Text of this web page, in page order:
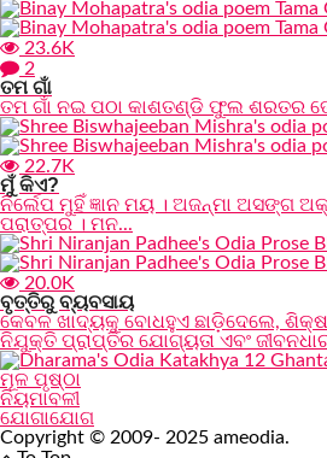
23.6K
2
ତମ ଗାଁ
ତମ ଗାଁ ନଇ ପଠା କାଶତଣ୍ଡି ଫୁଲ ଶରତର
22.7K
ମୁଁ କିଏ?
ନିର୍ଲେପ ମୁହିଁ ଜ୍ଞାନ ମୟ । ଅଜନ୍ମା ଅସଙ୍ଗ
ପରାତ୍ପର । ମନ...
20.0K
ବୃତ୍ତିରୁ ବ୍ୟବସାୟ
କେବଳ ଖାଦ୍ୟକୁ ବୋଧହୁଏ ଛାଡ଼ିଦେଲେ,
ନିଯୁକ୍ତି ପ୍ରାପ୍ତିର ଯୋଗ୍ୟତା ଏବଂ
ମୂଳ ପୃଷ୍ଠା
ନିୟମାବଳୀ
ଯୋଗାଯୋଗ
Copyright © 2009- 2025 ameodia.